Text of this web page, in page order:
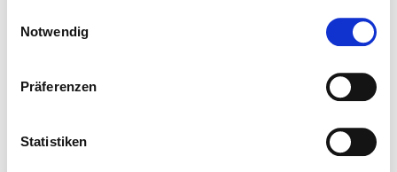
Notwendig
Präferenzen
Statistiken